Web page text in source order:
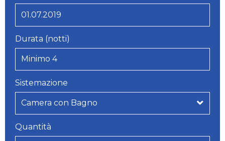
Durata (notti)
Sistemazione
Quantità